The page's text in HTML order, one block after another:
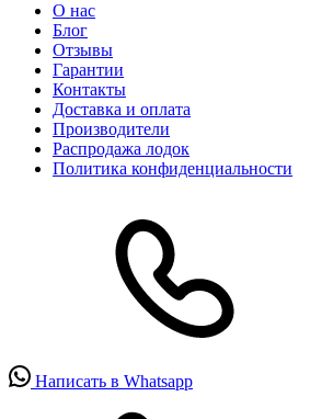
О нас
Блог
Отзывы
Гарантии
Контакты
Доставка и оплата
Производители
Распродажа лодок
Политика конфиденциальности
Написать в Whatsapp